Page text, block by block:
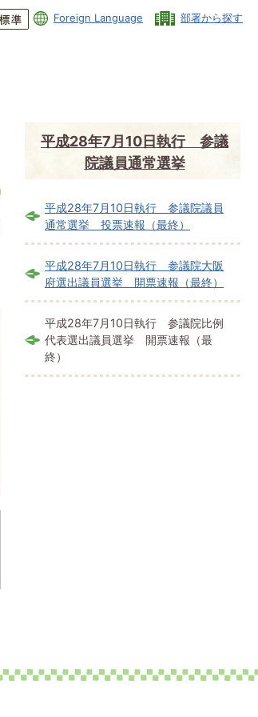
Foreign Language 部署から探す
平成28年7月10日執行 参議
院議員通常選挙
平成28年7月10日執行 参議院議員
通常選挙 投票速報（最終）
平成28年7月10日執行 参議院大阪
府選出議員選挙 開票速報（最終）
平成28年7月10日執行 参議院比例
代表選出議員選挙 開票速報（最
終）